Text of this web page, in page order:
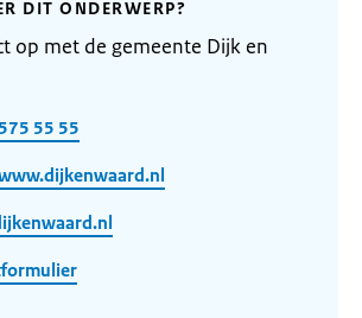
DIT ONDERWERP?
op met de gemeente Dijk en
55 55